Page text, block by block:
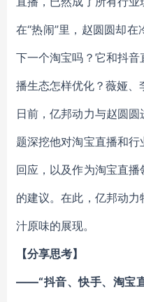
在“热闹”里，赵圆圆却
下一个淘宝吗？它和抖
播生态怎样优化？薇娅
日前，亿邦动力与赵圆
题深挖他对淘宝直播和
回应，以及作为淘宝直
的建议。在此，亿邦动
汁原味的展现。
【分享思考】
——“抖音、快手、淘宝